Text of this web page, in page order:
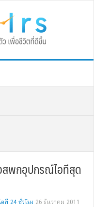
สพกอุปกรณ์ไอทีสุด
ที 24 ชั่วโมง 26 ธันวาคม 2011